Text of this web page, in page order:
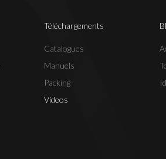
Téléchargements
Catalogues
Manuels
Packing
Vídeos